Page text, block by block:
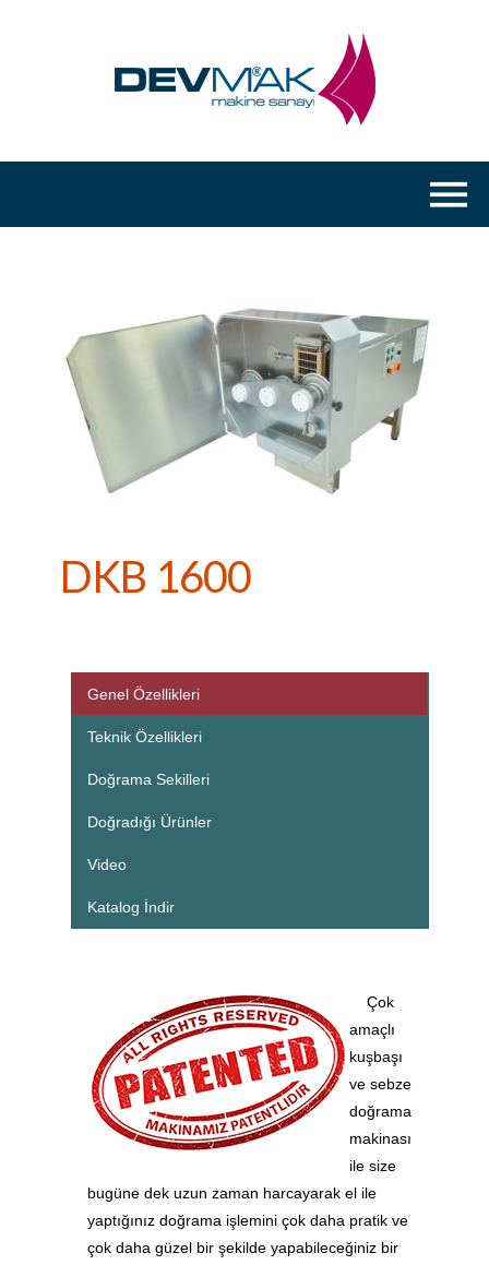
DKB 1600
Genel Özellikleri
Teknik Özellikleri
Doğrama Sekilleri
Doğradığı Ürünler
Video
Katalog İndir
Çok
amaçlı
kuşbaşı
ve sebze
doğrama
makinası
ile size
bugüne dek uzun zaman harcayarak el ile
yaptığınız doğrama işlemini çok daha pratik ve
çok daha güzel bir şekilde yapabileceğiniz bir